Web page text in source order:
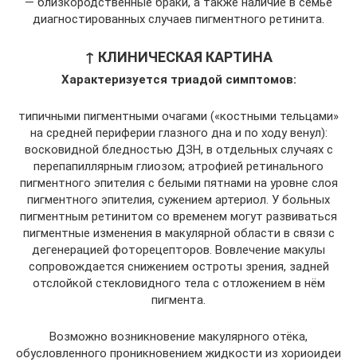
диагностированных случаев пигментного ретинита.
↑ КЛИНИЧЕСКАЯ КАРТИНА
Характеризуется триадой симптомов:
типичными пигментными очагами («костными тельцами»
на средней периферии глазного дна и по ходу венул):
восковидной бледностью ДЗН, в отдельных случаях с
перепапиллярным глиозом; атрофией ретинального
пигментного эпителия с белыми пятнами на уровне слоя
пигментного эпителия, сужением артериол. У больных
пигментным ретинитом со временем могут развиваться
пигментные изменения в макулярной области в связи с
дегенерацией фоторецепторов. Вовлечение макулы
сопровождается снижением остроты зрения, задней
отслойкой стекловидного тела с отложением в нём
пигмента.
Возможно возникновение макулярного отёка,
обусловленного проникновением жидкости из хориоидеи